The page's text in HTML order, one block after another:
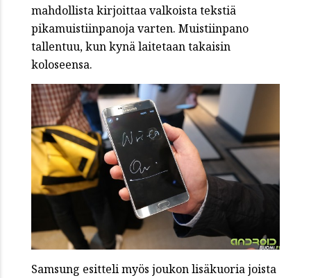
mahdollista kirjoittaa valkoista tekstiä
pikamuistiinpanoja varten. Muistiinpano
tallentuu, kun kynä laitetaan takaisin
koloseensa.
Samsung esitteli myös joukon lisäkuoria joista